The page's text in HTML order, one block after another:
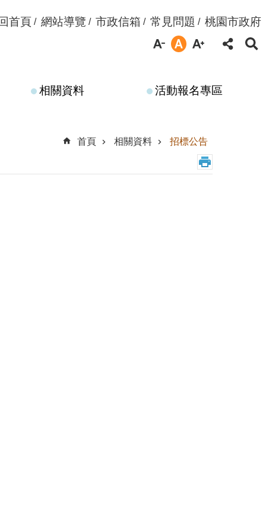
首頁 網站導覽 市政信箱 常見問題 桃園市政府
相關資料 活動報名專區
首頁 相關資料 招標公告